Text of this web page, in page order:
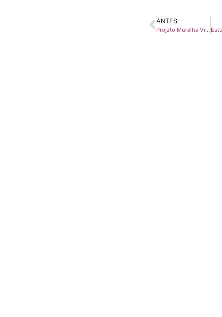
ANTES
Projeto Muralha Virtual Veicular vai beneficiar todos os municípios da AMEPAR